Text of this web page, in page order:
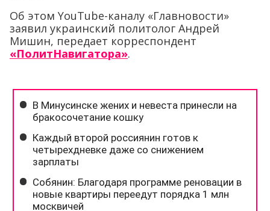
Об этом YouTube-каналу «Главновости»
заявил украинский политолог Андрей
Мишин, передает корреспондент
«ПолитНавигатора».